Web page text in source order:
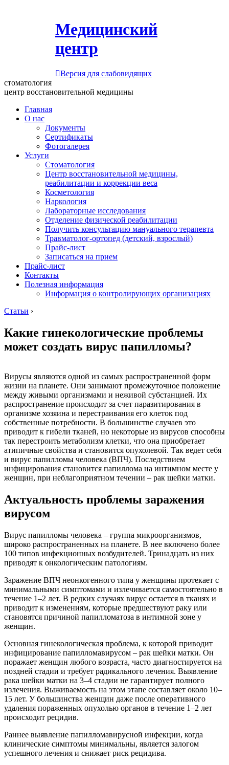
Медицинский
центр
Версия для слабовидящих
стоматология
центр восстановительной медицины
Главная
О нас
Документы
Сертификаты
Фотогалерея
Услуги
Стоматология
Центр восстановительной медицины,
реабилитации и коррекции веса
Косметология
Наркология
Лабораторные исследования
Отделение физической реабилитации
Получить консультацию мануального терапевта
Травматолог-ортопед (детский, взрослый)
Прайс-лист
Записаться на прием
Прайс-лист
Контакты
Полезная информация
Информация о контролирующих организациях
Статьи ›
Какие гинекологические проблемы
может создать вирус папилломы?
Вирусы являются одной из самых распространенной форм
жизни на планете. Они занимают промежуточное положение
между живыми организмами и неживой субстанцией. Их
распространение происходит за счет паразитирования в
организме хозяина и перестраивания его клеток под
собственные потребности. В большинстве случаев это
приводит к гибели тканей, но некоторые из вирусов способны
так перестроить метаболизм клетки, что она приобретает
атипичные свойства и становится опухолевой. Так ведет себя
и вирус папилломы человека (ВПЧ). Последствием
инфицирования становится папиллома на интимном месте у
женщин, при неблагоприятном течении – рак шейки матки.
Актуальность проблемы заражения
вирусом
Вирус папилломы человека – группа микроорганизмов,
широко распространенных на планете. В нее включено более
100 типов инфекционных возбудителей. Тринадцать из них
приводят к онкологическим патологиям.
Заражение ВПЧ неонкогенного типа у женщины протекает с
минимальными симптомами и излечивается самостоятельно в
течение 1–2 лет. В редких случаях вирус остается в тканях и
приводит к изменениям, которые предшествуют раку или
становятся причиной папилломатоза в интимной зоне у
женщин.
Основная гинекологическая проблема, к которой приводит
инфицирование папилломавирусом – рак шейки матки. Он
поражает женщин любого возраста, часто диагностируется на
поздней стадии и требует радикального лечения. Выявление
рака шейки матки на 3–4 стадии не гарантирует полного
излечения. Выживаемость на этом этапе составляет около 10–
15 лет. У большинства женщин даже после оперативного
удаления пораженных опухолью органов в течение 1–2 лет
происходит рецидив.
Раннее выявление папилломавирусной инфекции, когда
клинические симптомы минимальны, является залогом
успешного лечения и снижает риск рецидива.